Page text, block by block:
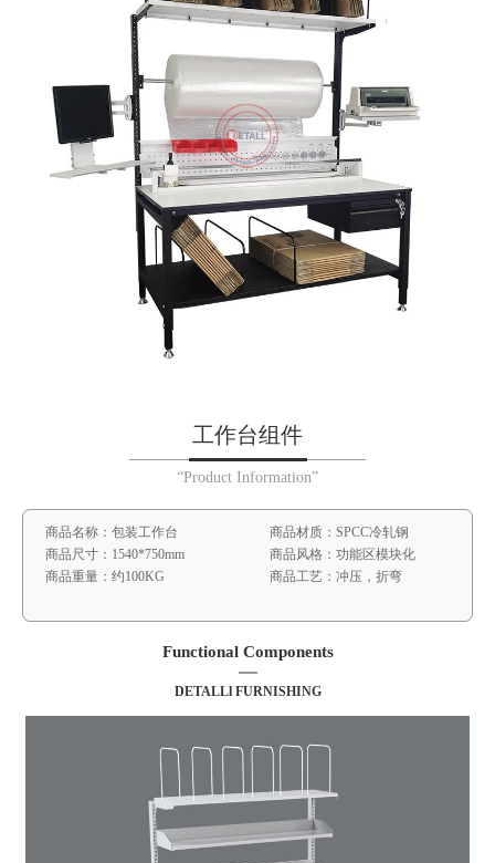
工作台组件
“Product Information”
商品名称：包装工作台
商品材质：SPCC冷轧钢
商品尺寸：1540*750mm
商品风格：功能区模块化
商品重量：约100KG
商品工艺：冲压，折弯
Functional Components
DETALLl FURNISHING